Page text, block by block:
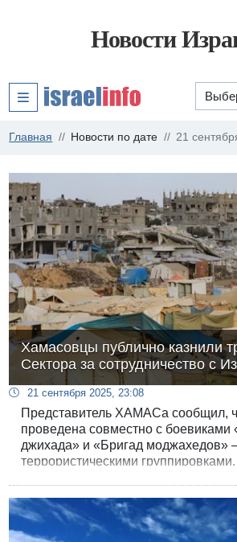
Новости
Главная Новости по дате 21
Хамасовцы публично казнили
Сектора за сотрудничество с
21 сентября 2025, 23:08
Представитель ХАМАСа сообщил,
проведена совместно с боевиками
джихада» и «Бригад моджахедов»
террористическими